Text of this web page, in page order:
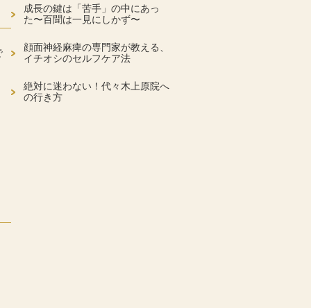
成長の鍵は「苦手」の中にあっ
た〜百聞は一見にしかず〜
顔面神経麻痺の専門家が教える、
イチオシのセルフケア法
絶対に迷わない！代々木上原院へ
の行き方